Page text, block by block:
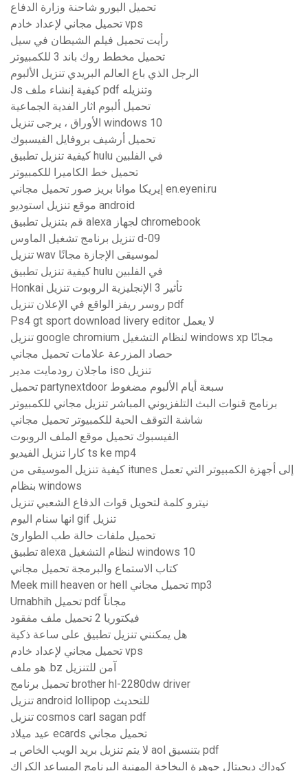
تحميل اليورو شاحنة وزارة الدفاع
تحميل مجاني لإعداد خادم vps
رأيت تحميل فيلم الشيطان في سيل
تحميل مخطط روك باند 3 للكمبيوتر
الرجل الذي باع العالم البريدي تنزيل الألبوم
Js كيفية إنشاء ملف pdf وتنزيله
تحميل ألبوم اثار الفدية الجماعية
الأوراق ، يرجى تنزيل windows 10
تحميل أرشيف بروفايل الفيسبوك
كيفية تنزيل تطبيق hulu في الفلبين
تحميل خط الكاميرا للكمبيوتر
إيريكا موانا بريز صور تحميل مجاني en.eyeni.ru
موقع تنزيل استوديو android
قم بتنزيل تطبيق alexa لجهاز chromebook
تنزيل برنامج تشغيل الماوس d-09
تنزيل wav لموسيقى الإجازة مجانًا
كيفية تنزيل تطبيق hulu في الفلبين
Honkai تأثير 3 الإنجليزية الروبوت تنزيل
روسر ريفز الواقع في الإعلان تنزيل pdf
Ps4 gt sport download livery editor لا يعمل
تنزيل google chromium لنظام التشغيل windows xp مجانًا
حصاد المزرعة علامات تحميل مجاني
ماجلان رودمايت مدير iso تنزيل
تحميل partynextdoor سبعة أيام الألبوم مضغوط
برنامج قنوات البث التلفزيوني المباشر تنزيل مجاني للكمبيوتر
شاشة التوقف الحية للكمبيوتر تحميل مجاني
الفيسبوك تحميل موقع الملف الروبوت
كارا تنزيل الفيديو ts ke mp4
كيفية تنزيل الموسيقى من itunes إلى أجهزة الكمبيوتر التي تعمل
بنظام windows
نيترو كلمة لتحويل قوات الدفاع الشعبي تنزيل
انها سنام اليوم gif تنزيل
تحميل ملفات حالة طب الطوارئ
تطبيق alexa لنظام التشغيل windows 10
كتاب الاستماع والبرمجة تحميل مجاني
Meek mill heaven or hell تحميل مجاني mp3
Urnabhih تحميل pdf مجاناً
فيكتوريا 2 تحميل ملف مفقود
هل يمكنني تنزيل تطبيق على ساعة ذكية
تحميل مجاني لإعداد خادم vps
هو ملف .bz آمن للتنزيل
تحميل برنامج brother hl-2280dw driver
تنزيل android lollipop للتحديث
تنزيل cosmos carl sagan pdf
عيد ميلاد ecards تحميل مجاني
لا يتم تنزيل بريد الويب الخاص بـ aol بتنسيق pdf
كوداك ديجيتال جوهرة البخاخة المهنية البرنامج المساعد الكراك